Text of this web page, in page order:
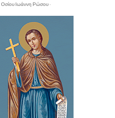
Οσίου Ιωάννη Ρώσου -